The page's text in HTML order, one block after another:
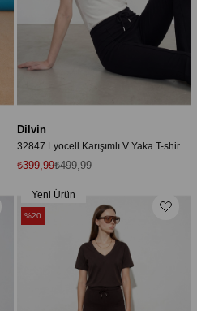
Dilvin
₺399,99₺499,99
Yeni Ürün
%20